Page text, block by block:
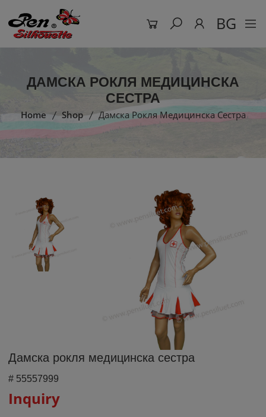
BG
ДАМСКА РОКЛЯ МЕДИЦИНСКА
СЕСТРА
Home Shop Дамска Рокля Медицинска Сестра
Дамска рокля медицинска сестра
# 55557999
Inquiry